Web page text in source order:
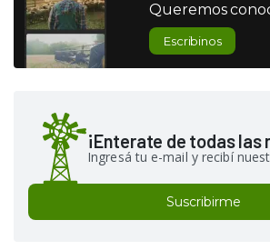
Queremos
Escribinos
¡Enterate de todas las
Ingresá tu e-mail y recibí
Suscribirme